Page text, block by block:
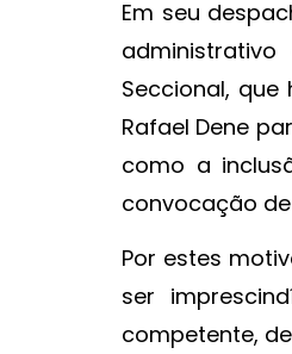
Em seu
Seccional,
Rafael Dene
como a
convocação
Por estes
ser
competente,